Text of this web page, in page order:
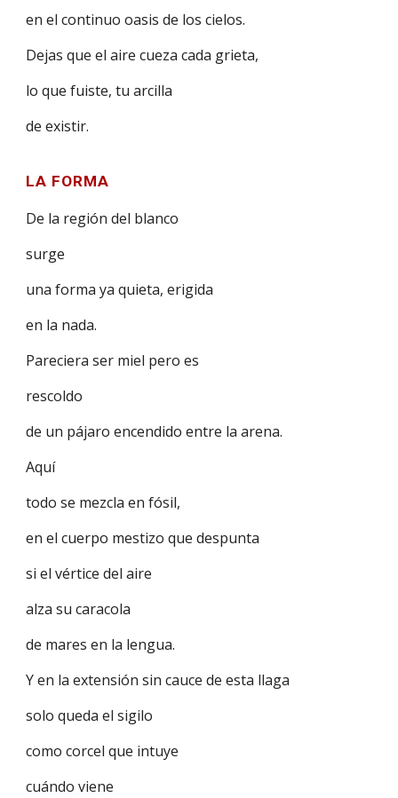
en el continuo oasis de los cielos.
Dejas que el aire cueza cada grieta,
lo que fuiste, tu arcilla
de existir.
LA FORMA
De la región del blanco
surge
una forma ya quieta, erigida
en la nada.
Pareciera ser miel pero es
rescoldo
de un pájaro encendido entre la arena.
Aquí
todo se mezcla en fósil,
en el cuerpo mestizo que despunta
si el vértice del aire
alza su caracola
de mares en la lengua.
Y en la extensión sin cauce de esta llaga
solo queda el sigilo
como corcel que intuye
cuándo viene